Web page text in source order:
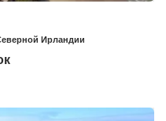
Ирландии